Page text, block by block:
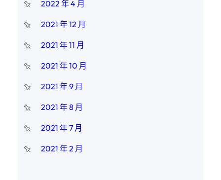
2022 年 4 月
2021 年 12 月
2021 年 11 月
2021 年 10 月
2021 年 9 月
2021 年 8 月
2021 年 7 月
2021 年 2 月